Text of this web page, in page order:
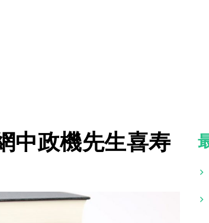
中政機先生喜寿